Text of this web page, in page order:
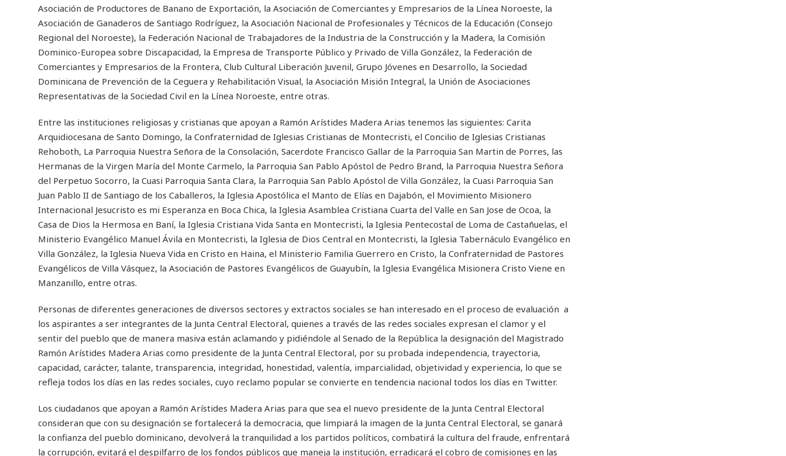
Asociación de Productores de Banano de Exportación, la Asociación de Comerciantes y Empresarios de la Línea Noroeste, la
Asociación de Ganaderos de Santiago Rodríguez, la Asociación Nacional de Profesionales y Técnicos de la Educación (Consejo
Regional del Noroeste), la Federación Nacional de Trabajadores de la Industria de la Construcción y la Madera, la Comisión
Dominico-Europea sobre Discapacidad, la Empresa de Transporte Público y Privado de Villa González, la Federación de
Comerciantes y Empresarios de la Frontera, Club Cultural Liberación Juvenil, Grupo Jóvenes en Desarrollo, la Sociedad
Dominicana de Prevención de la Ceguera y Rehabilitación Visual, la Asociación Misión Integral, la Unión de Asociaciones
Representativas de la Sociedad Civil en la Línea Noroeste, entre otras.
Entre las instituciones religiosas y cristianas que apoyan a Ramón Arístides Madera Arias tenemos las siguientes: Carita
Arquidiocesana de Santo Domingo, la Confraternidad de Iglesias Cristianas de Montecristi, el Concilio de Iglesias Cristianas
Rehoboth, La Parroquia Nuestra Señora de la Consolación, Sacerdote Francisco Gallar de la Parroquia San Martin de Porres, las
Hermanas de la Virgen María del Monte Carmelo, la Parroquia San Pablo Apóstol de Pedro Brand, la Parroquia Nuestra Señora
del Perpetuo Socorro, la Cuasi Parroquia Santa Clara, la Parroquia San Pablo Apóstol de Villa González, la Cuasi Parroquia San
Juan Pablo II de Santiago de los Caballeros, la Iglesia Apostólica el Manto de Elías en Dajabón, el Movimiento Misionero
Internacional Jesucristo es mi Esperanza en Boca Chica, la Iglesia Asamblea Cristiana Cuarta del Valle en San Jose de Ocoa, la
Casa de Dios la Hermosa en Baní, la Iglesia Cristiana Vida Santa en Montecristi, la Iglesia Pentecostal de Loma de Castañuelas, el
Ministerio Evangélico Manuel Ávila en Montecristi, la Iglesia de Dios Central en Montecristi, la Iglesia Tabernáculo Evangélico en
Villa González, la Iglesia Nueva Vida en Cristo en Haina, el Ministerio Familia Guerrero en Cristo, la Confraternidad de Pastores
Evangélicos de Villa Vásquez, la Asociación de Pastores Evangélicos de Guayubín, la Iglesia Evangélica Misionera Cristo Viene en
Manzanillo, entre otras.
Personas de diferentes generaciones de diversos sectores y extractos sociales se han interesado en el proceso de evaluación a
los aspirantes a ser integrantes de la Junta Central Electoral, quienes a través de las redes sociales expresan el clamor y el
sentir del pueblo que de manera masiva están aclamando y pidiéndole al Senado de la República la designación del Magistrado
Ramón Arístides Madera Arias como presidente de la Junta Central Electoral, por su probada independencia, trayectoria,
capacidad, carácter, talante, transparencia, integridad, honestidad, valentía, imparcialidad, objetividad y experiencia, lo que se
refleja todos los días en las redes sociales, cuyo reclamo popular se convierte en tendencia nacional todos los días en Twitter.
Los ciudadanos que apoyan a Ramón Arístides Madera Arias para que sea el nuevo presidente de la Junta Central Electoral
consideran que con su designación se fortalecerá la democracia, que limpiará la imagen de la Junta Central Electoral, se ganará
la confianza del pueblo dominicano, devolverá la tranquilidad a los partidos políticos, combatirá la cultura del fraude, enfrentará
la corrupción, evitará el despilfarro de los fondos públicos que maneja la institución, erradicará el cobro de comisiones en las